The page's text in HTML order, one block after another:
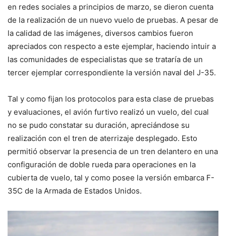
en redes sociales a principios de marzo, se dieron cuenta
de la realización de un nuevo vuelo de pruebas. A pesar de
la calidad de las imágenes, diversos cambios fueron
apreciados con respecto a este ejemplar, haciendo intuir a
las comunidades de especialistas que se trataría de un
tercer ejemplar correspondiente la versión naval del J-35.
Tal y como fijan los protocolos para esta clase de pruebas
y evaluaciones, el avión furtivo realizó un vuelo, del cual
no se pudo constatar su duración, apreciándose su
realización con el tren de aterrizaje desplegado. Esto
permitió observar la presencia de un tren delantero en una
configuración de doble rueda para operaciones en la
cubierta de vuelo, tal y como posee la versión embarca F-
35C de la Armada de Estados Unidos.